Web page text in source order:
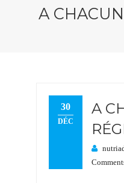
A
30
DÉC
A